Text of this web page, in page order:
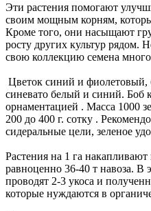
Эти растения помогают
своим мощным корням,
Кроме того, они насыщают
росту других культур рядом.
свою коллекцию семена
Цветок синий и фиолетовый,
синевато белый и синий. Боб
орнаментацией . Масса 1000
200 до 400 г. сотку .
сидеральные цели, зеленое
Растения на 1 га накапливают
равноценно 36-40 т навоза. В
проводят 2-3 укоса и
которые нуждаются в